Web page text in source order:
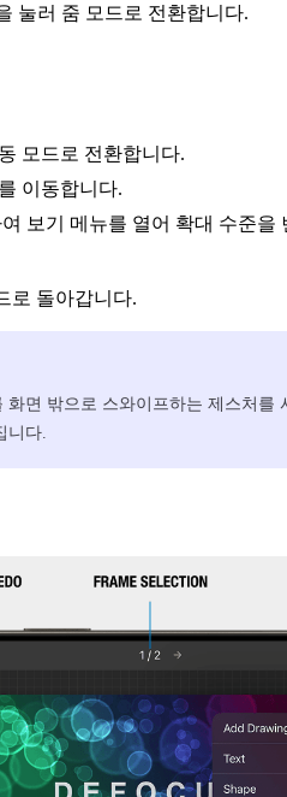
눌러 줌 모드로 전환합니다.
모드로 전환합니다.
이동합니다.
보기 메뉴를 열어 확대 수준을
로 돌아갑니다.
화면 밖으로 스와이프하는 제스처를
니다.